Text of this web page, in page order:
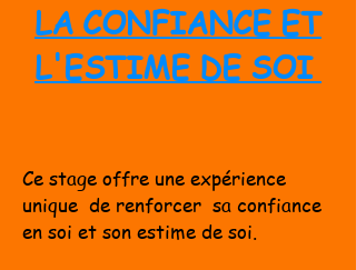
LA CONFIANCE ET
L'ESTIME DE SOI
Ce stage offre une expérience
unique de renforcer sa confiance
en soi et son estime de soi.